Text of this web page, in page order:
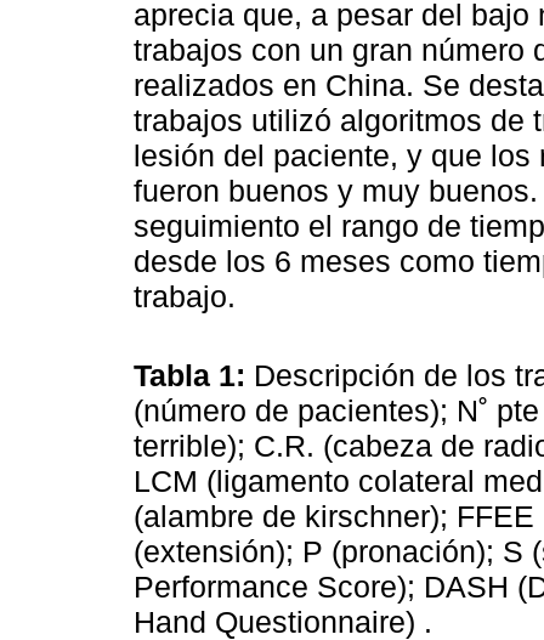
aprecia que, a pesar del
trabajos con un gran número
realizados en China. Se
trabajos utilizó algoritmos de
lesión del paciente, y que
fueron buenos y muy
seguimiento el rango de
desde los 6 meses como
trabajo.
Tabla 1: Descripción de los
(número de pacientes); N˚
terrible); C.R. (cabeza de
LCM (ligamento colateral
(alambre de kirschner);
(extensión); P (pronación); S
Performance Score); DASH
Hand Questionnaire) .